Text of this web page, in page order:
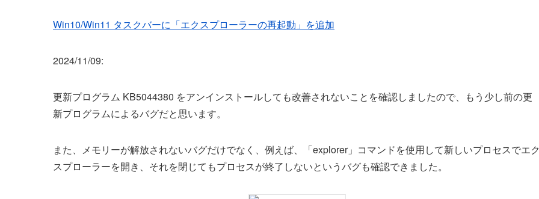
Win10/Win11 タスクバーに「エクスプローラーの再起動」を追加
2024/11/09:
更新プログラム KB5044380 をアンインストールしても改善されないことを確認しましたので、もう少し前の更
新プログラムによるバグだと思います。
また、メモリーが解放されないバグだけでなく、例えば、「explorer」コマンドを使用して新しいプロセスでエ
スプローラーを開き、それを閉じてもプロセスが終了しないというバグも確認できました。